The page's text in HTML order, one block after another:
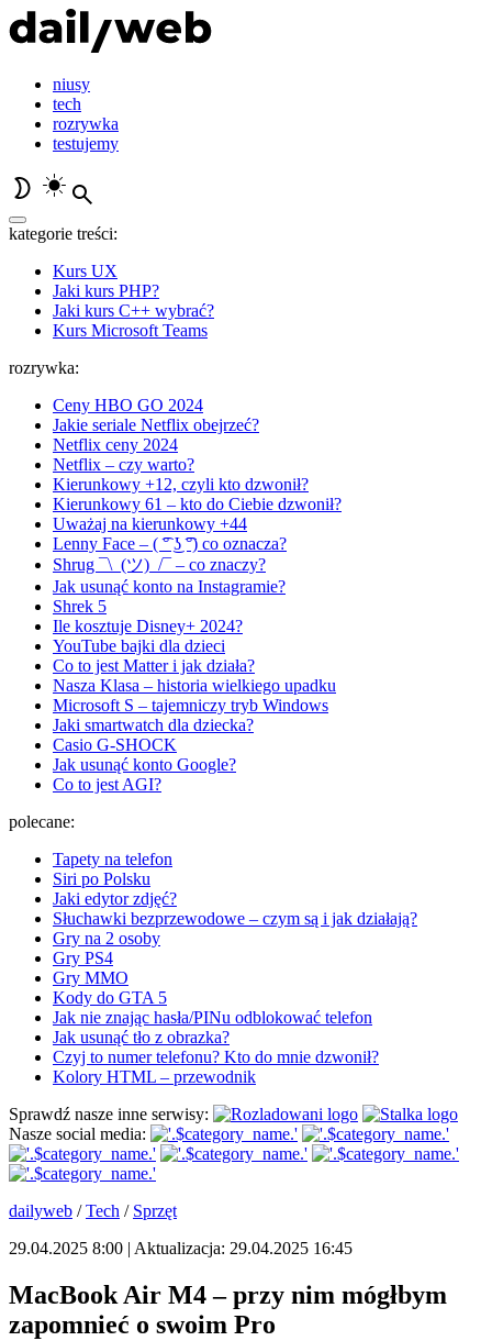
niusy
tech
rozrywka
testujemy
kategorie treści:
Kurs UX
Jaki kurs PHP?
Jaki kurs C++ wybrać?
Kurs Microsoft Teams
rozrywka:
Ceny HBO GO 2024
Jakie seriale Netflix obejrzeć?
Netflix ceny 2024
Netflix – czy warto?
Kierunkowy +12, czyli kto dzwonił?
Kierunkowy 61 – kto do Ciebie dzwonił?
Uważaj na kierunkowy +44
Lenny Face – ( ͡° ͜ʖ ͡°) co oznacza?
Shrug ¯\_(ツ)_/¯ – co znaczy?
Jak usunąć konto na Instagramie?
Shrek 5
Ile kosztuje Disney+ 2024?
YouTube bajki dla dzieci
Co to jest Matter i jak działa?
Nasza Klasa – historia wielkiego upadku
Microsoft S – tajemniczy tryb Windows
Jaki smartwatch dla dziecka?
Casio G-SHOCK
Jak usunąć konto Google?
Co to jest AGI?
polecane:
Tapety na telefon
Siri po Polsku
Jaki edytor zdjęć?
Słuchawki bezprzewodowe – czym są i jak działają?
Gry na 2 osoby
Gry PS4
Gry MMO
Kody do GTA 5
Jak nie znając hasła/PINu odblokować telefon
Jak usunąć tło z obrazka?
Czyj to numer telefonu? Kto do mnie dzwonił?
Kolory HTML – przewodnik
Sprawdź nasze inne serwisy:
Nasze social media:
dailyweb /Tech / Sprzęt
29.04.2025 8:00 | Aktualizacja: 29.04.2025 16:45
MacBook Air M4 – przy nim mógłbym
zapomnieć o swoim Pro